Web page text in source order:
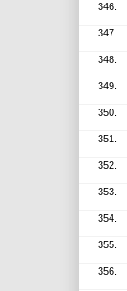
346.
347.
348.
349.
350.
351.
352.
353.
354.
355.
356.